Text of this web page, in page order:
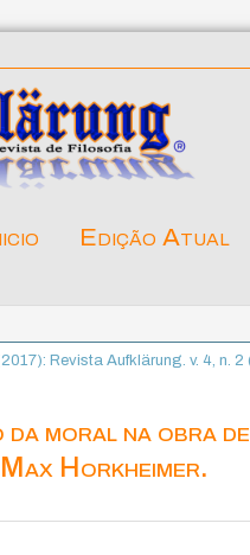
Edição Atual
Revista Aufklärung. v. 4, n.
da moral na obra
Horkheimer.